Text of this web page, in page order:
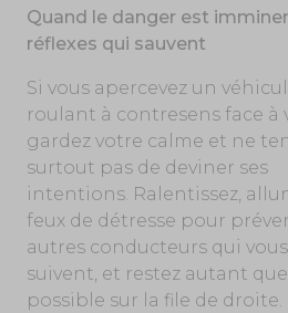
Quand le danger est
réflexes qui sauvent
Si vous apercevez un
roulant à contresens face à
gardez votre calme et ne
surtout pas de deviner ses
intentions. Ralentissez,
feux de détresse pour
autres conducteurs qui vous
suivent, et restez autant que
possible sur la file de droite.